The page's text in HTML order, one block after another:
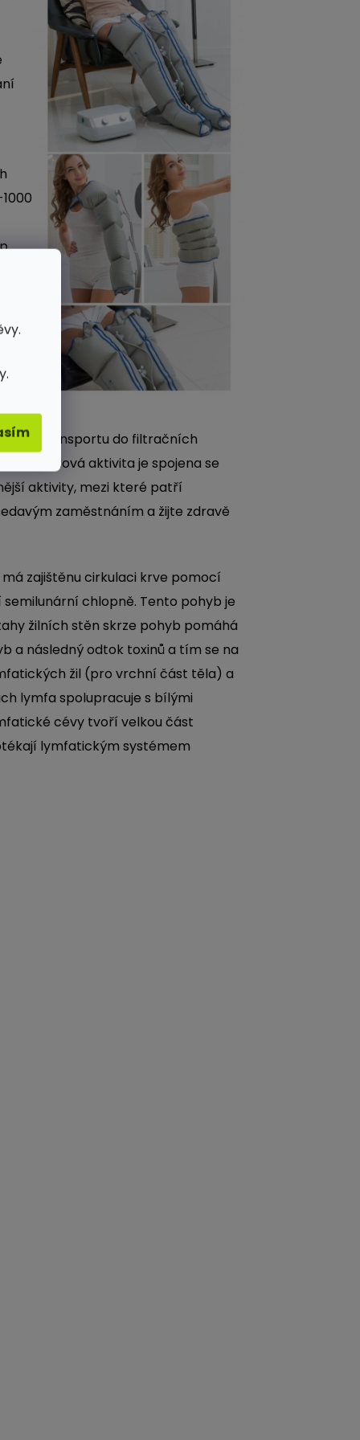
tom
jejich transportu do filtračních
svalová aktivita je spojena se
aktivity, mezi které patří
zaměstnáním a žijte zdravě
zajištěnu cirkulaci krve pomocí
chlopně. Tento pohyb je
žilních stěn skrze pohyb pomáhá
a následný odtok toxinů a tím se na
žil (pro vrchní část těla) a
lymfa spolupracuje s bílými
cévy tvoří velkou část
lymfatickým systémem